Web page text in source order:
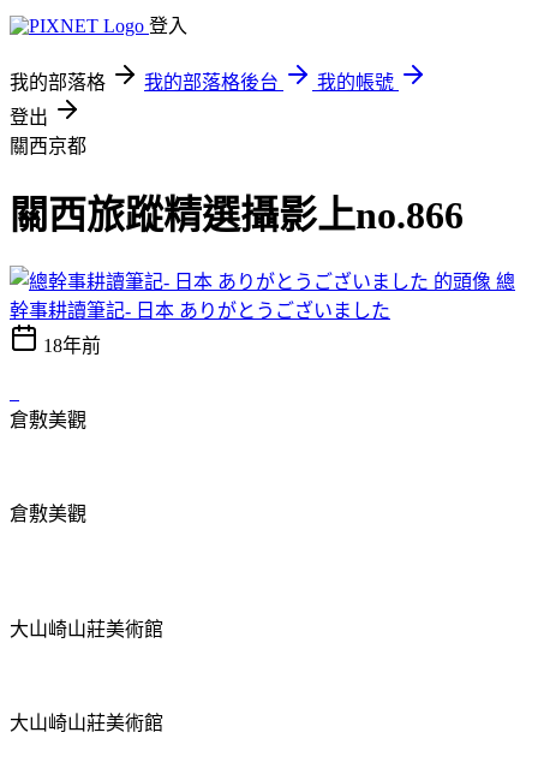
登入
我的部落格 我的部落格後台
我的帳號
登出
關西京都
關西旅蹤精選攝影上no.866
總
幹事耕讀筆記- 日本 ありがとうございました
18年前
倉敷美觀
倉敷美觀
大山崎山莊美術館
大山崎山莊美術館